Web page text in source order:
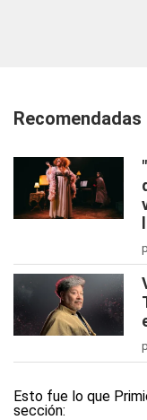
Recomendadas
Esto fue lo que
sección: